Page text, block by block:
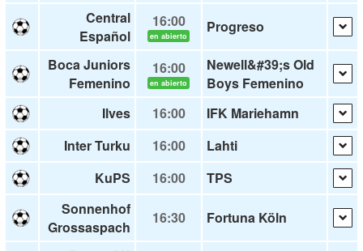
Central
Español
16:00
en abierto
Progreso
Boca Juniors
Femenino
16:00
en abierto
Newell&#39;s Old
Boys Femenino
Ilves
16:00
IFK Mariehamn
Inter Turku
16:00
Lahti
KuPS
16:00
TPS
Sonnenhof
Grossaspach
16:30 Fortuna Köln